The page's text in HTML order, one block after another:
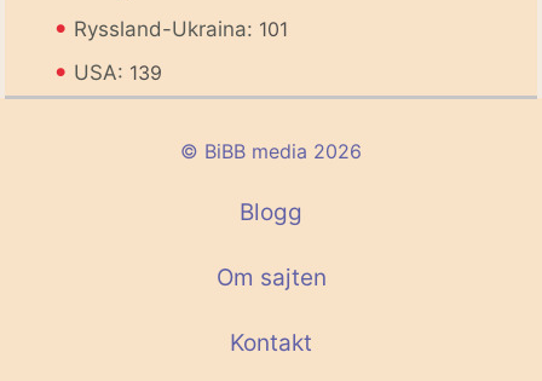
• Ryssland-Ukraina: 101
• USA: 139
© BiBB media 2026
Blogg
Om sajten
Kontakt